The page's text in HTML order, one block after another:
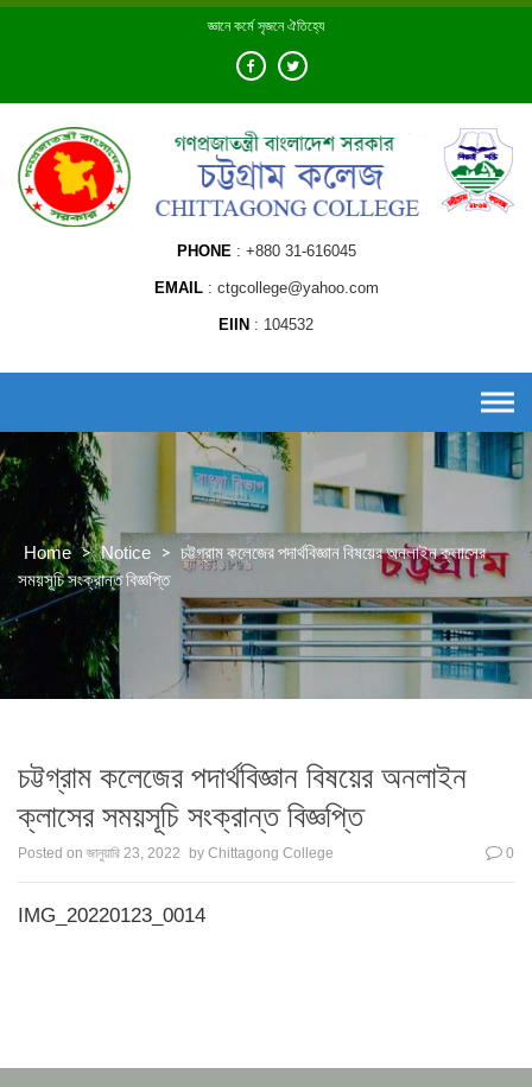
Skip
জ্ঞানে কর্মে সৃজনে ঐতিহ্যে
PHONE +880 31-616045
EMAIL ctgcollege@yahoo.com
EIIN 104532
Home > Notice > চট্টগ্রাম কলেজের পদার্থবিজ্ঞান বিষয়ের অনলাইন ক্লাসের
সময়সূচি সংক্রান্ত বিজ্ঞপ্তি
চট্টগ্রাম কলেজের পদার্থবিজ্ঞান বিষয়ের অনলাইন
ক্লাসের সময়সূচি সংক্রান্ত বিজ্ঞপ্তি
Posted on জানুয়ারি 23, 2022 by Chittagong College 0
IMG_20220123_0014